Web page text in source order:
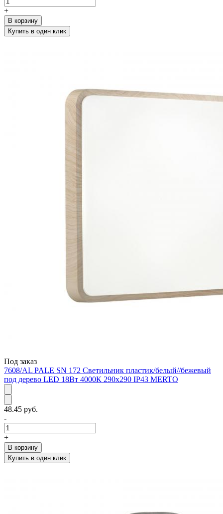
+
В корзину
Купить в один клик
Под заказ
7608/AL PALE SN 172 Светильник пластик/белый//бежевый
под дерево LED 18Вт 4000К 290x290 IP43 MERTO
48.45 руб.
-
+
В корзину
Купить в один клик